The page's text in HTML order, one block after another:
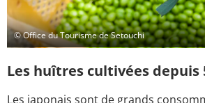
© Office du Tourisme de Setouchi
Les huîtres cultivées depuis
Les japonais sont de grands